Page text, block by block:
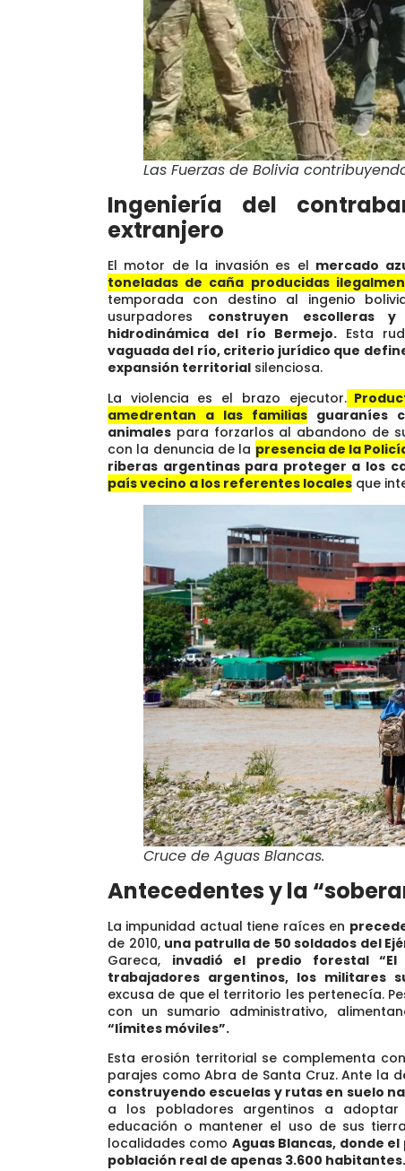
Las Fuerzas de Bolivia
Ingeniería del
extranjero
El motor de la invasión es el mercado
toneladas de caña producidas
temporada con destino al ingenio
usurpadores construyen escolleras
hidrodinámica del río Bermejo. Esta
vaguada del río, criterio jurídico que
expansión territorial silenciosa.
La violencia es el brazo ejecutor.
amedrentan a las familias guaraníes
animales para forzarlos al abandono de
con la denuncia de la presencia de la
riberas argentinas para proteger a los
país vecino a los referentes locales que
Cruce de Aguas Blancas.
Antecedentes y la
La impunidad actual tiene raíces en
de 2010, una patrulla de 50 soldados del
Gareca, invadió el predio forestal “El
trabajadores argentinos, los militares
excusa de que el territorio les pertenecía.
con un sumario administrativo,
“límites móviles”.
Esta erosión territorial se complementa
parajes como Abra de Santa Cruz. Ante la
construyendo escuelas y rutas en suelo
a los pobladores argentinos a
educación o mantener el uso de sus
localidades como Aguas Blancas, donde
población real de apenas 3.600 habitantes.